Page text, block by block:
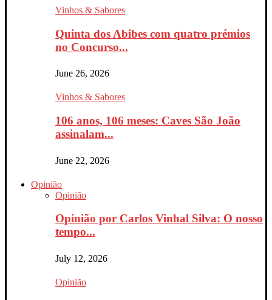
Vinhos & Sabores
Quinta dos Abibes com quatro prémios
no Concurso...
June 26, 2026
Vinhos & Sabores
106 anos, 106 meses: Caves São João
assinalam...
June 22, 2026
Opinião
Opinião
Opinião por Carlos Vinhal Silva: O nosso
tempo...
July 12, 2026
Opinião